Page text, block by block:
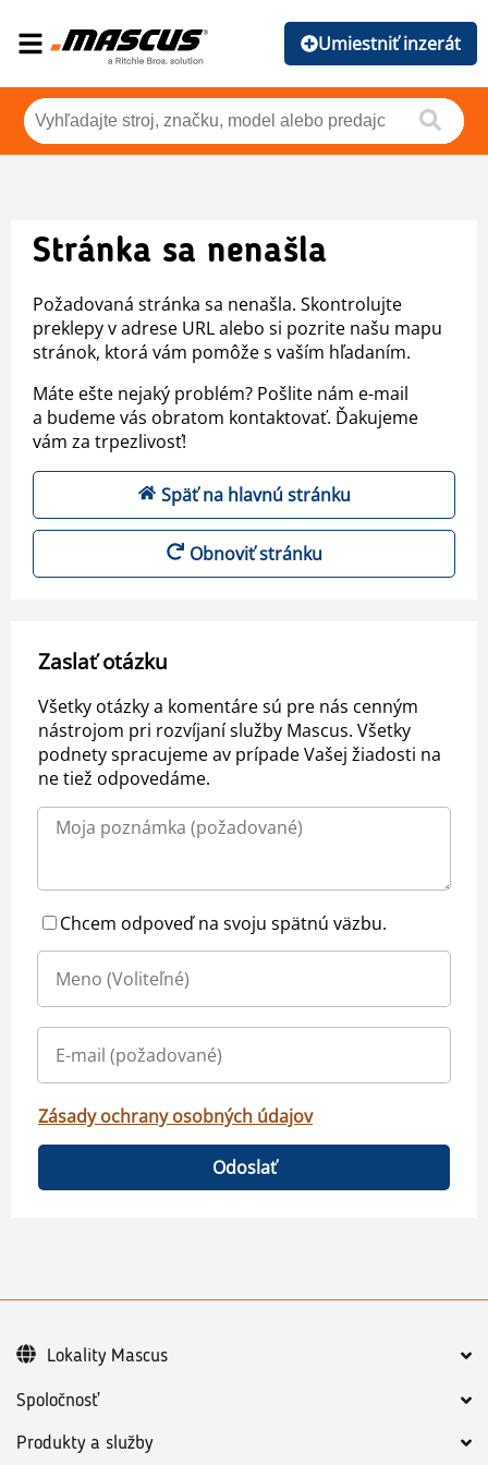
Umiestniť inzerát
Stránka sa nenašla
Požadovaná stránka sa nenašla. Skontrolujte
preklepy v adrese URL alebo si pozrite našu mapu
stránok, ktorá vám pomôže s vaším hľadaním.
Máte ešte nejaký problém? Pošlite nám e-mail
a budeme vás obratom kontaktovať. Ďakujeme
vám za trpezlivosť!
Späť na hlavnú stránku
Obnoviť stránku
Zaslať otázku
Všetky otázky a komentáre sú pre nás cenným
nástrojom pri rozvíjaní služby Mascus. Všetky
podnety spracujeme av prípade Vašej žiadosti na
ne tiež odpovedáme.
Chcem odpoveď na svoju spätnú väzbu.
Zásady ochrany osobných údajov
Odoslať
Spoločnosť
Produkty a služby
Lokality Mascus